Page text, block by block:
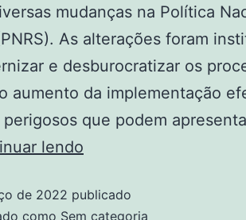
mudanças na Política
As alterações foram
e desburocratizar os
aumento da implementação
que podem
lendo
de 2022 publicado
como Sem categoria